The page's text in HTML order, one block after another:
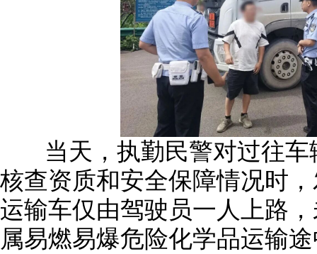
当天，执勤民警对过往车
核查资质和安全保障情况时
运输车仅由驾驶员一人上路
属易燃易爆危险化学品运输